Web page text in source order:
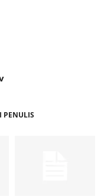
PENULIS